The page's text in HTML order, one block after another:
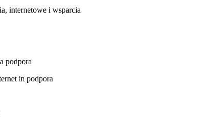
internetowe i wsparcia
podpora
in podpora